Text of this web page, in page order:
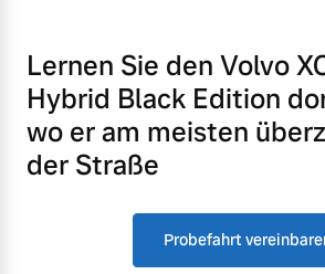
Lernen Sie den Volvo
Hybrid Black Edition
wo er am meisten
der Straße
Probefahrt